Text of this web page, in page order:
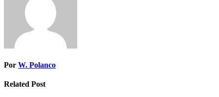
Por W. Polanco
Related Post